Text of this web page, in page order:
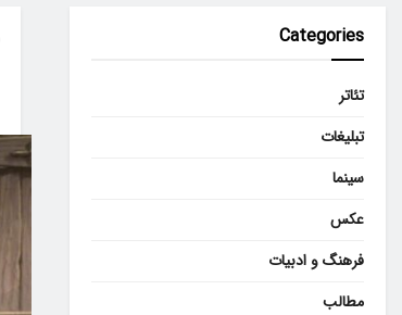
Categories
تئاتر
تبلیغات
سینما
عکس
فرهنگ و ادبیات
مطالب